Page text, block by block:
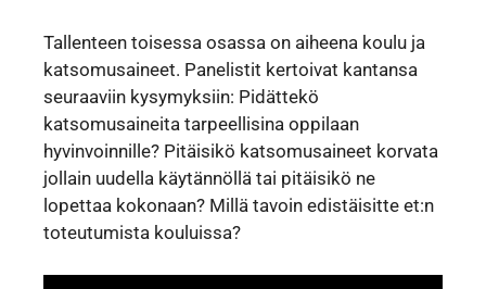
Tallenteen toisessa osassa on aiheena koulu ja
katsomusaineet. Panelistit kertoivat kantansa
seuraaviin kysymyksiin: Pidättekö
katsomusaineita tarpeellisina oppilaan
hyvinvoinnille? Pitäisikö katsomusaineet korvata
jollain uudella käytännöllä tai pitäisikö ne
lopettaa kokonaan? Millä tavoin edistäisitte et:n
toteutumista kouluissa?